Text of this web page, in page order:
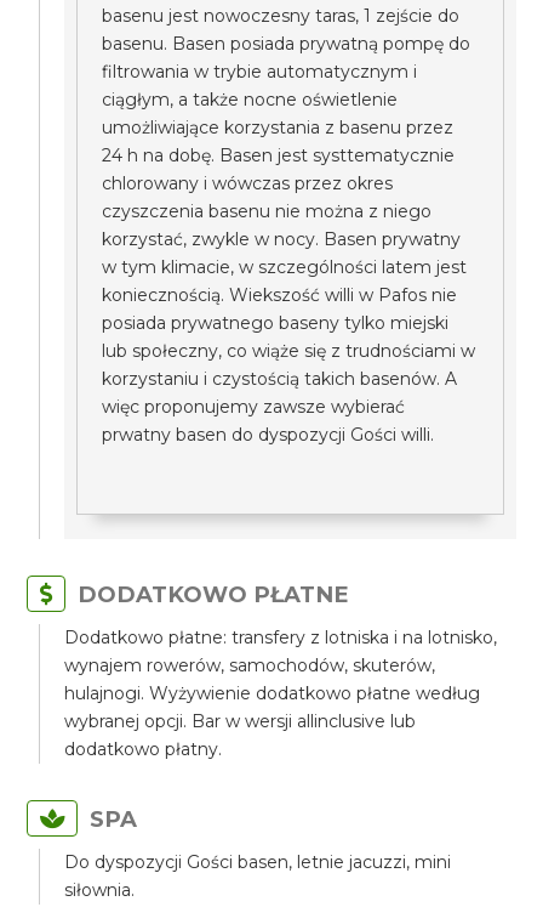
basenu jest nowoczesny taras, 1 zejście do
basenu. Basen posiada prywatną pompę do
filtrowania w trybie automatycznym i
ciągłym, a także nocne oświetlenie
umożliwiające korzystania z basenu przez
24 h na dobę. Basen jest systtematycznie
chlorowany i wówczas przez okres
czyszczenia basenu nie można z niego
korzystać, zwykle w nocy. Basen prywatny
w tym klimacie, w szczególności latem jest
koniecznością. Wiekszość willi w Pafos nie
posiada prywatnego baseny tylko miejski
lub społeczny, co wiąże się z trudnościami w
korzystaniu i czystością takich basenów. A
więc proponujemy zawsze wybierać
prwatny basen do dyspozycji Gości willi.
DODATKOWO PŁATNE
Dodatkowo płatne: transfery z lotniska i na lotnisko,
wynajem rowerów, samochodów, skuterów,
hulajnogi. Wyżywienie dodatkowo płatne według
wybranej opcji. Bar w wersji allinclusive lub
dodatkowo płatny.
SPA
Do dyspozycji Gości basen, letnie jacuzzi, mini
siłownia.